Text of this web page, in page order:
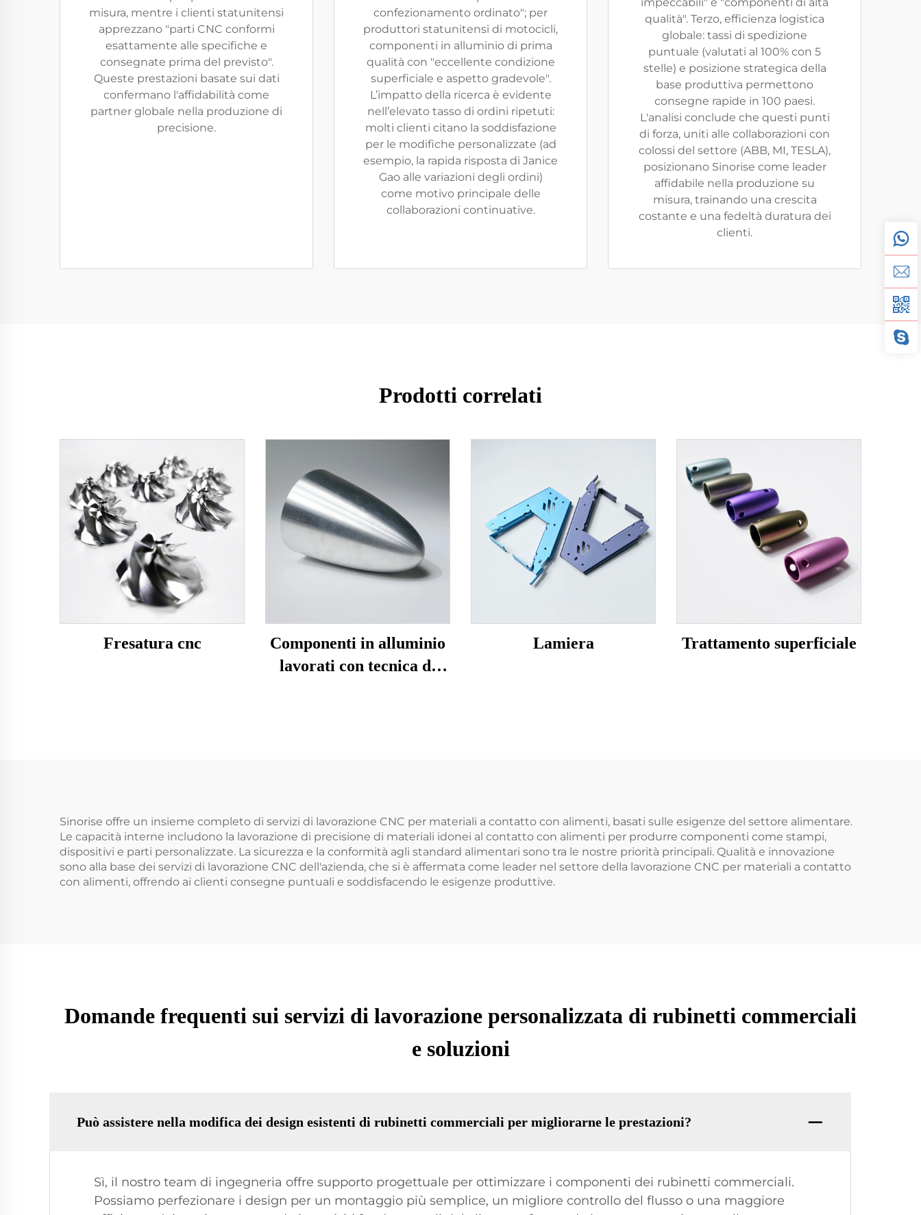
misura, mentre i clienti statunitensi
apprezzano "parti CNC conformi
esattamente alle specifiche e
consegnate prima del previsto".
Queste prestazioni basate sui dati
confermano l'affidabilità come
partner globale nella produzione di
precisione.
confezionamento ordinato"; per
produttori statunitensi di motocicli,
componenti in alluminio di prima
qualità con "eccellente condizione
superficiale e aspetto gradevole".
L’impatto della ricerca è evidente
nell’elevato tasso di ordini ripetuti:
molti clienti citano la soddisfazione
per le modifiche personalizzate (ad
esempio, la rapida risposta di Janice
Gao alle variazioni degli ordini)
come motivo principale delle
collaborazioni continuative.
qualità". Terzo, efficienza logistica
globale: tassi di spedizione
puntuale (valutati al 100% con 5
stelle) e posizione strategica della
base produttiva permettono
consegne rapide in 100 paesi.
L'analisi conclude che questi punti
di forza, uniti alle collaborazioni con
colossi del settore (ABB, MI, TESLA),
posizionano Sinorise come leader
affidabile nella produzione su
misura, trainando una crescita
costante e una fedeltà duratura dei
clienti.
Prodotti correlati
Fresatura cnc
Componenti in alluminio
lavorati con tecnica di
Lamiera Trattamento superficiale
Sinorise offre un insieme completo di servizi di lavorazione CNC per materiali a contatto con alimenti, basati sulle esigenze del settore alimentare.
Le capacità interne includono la lavorazione di precisione di materiali idonei al contatto con alimenti per produrre componenti come stampi,
dispositivi e parti personalizzate. La sicurezza e la conformità agli standard alimentari sono tra le nostre priorità principali. Qualità e innovazione
sono alla base dei servizi di lavorazione CNC dell'azienda, che si è affermata come leader nel settore della lavorazione CNC per materiali a contatto
con alimenti, offrendo ai clienti consegne puntuali e soddisfacendo le esigenze produttive.
Domande frequenti sui servizi di lavorazione personalizzata di rubinetti commerciali
e soluzioni
Può assistere nella modifica dei design esistenti di rubinetti commerciali per migliorarne le prestazioni?
Sì, il nostro team di ingegneria offre supporto progettuale per ottimizzare i componenti dei rubinetti commerciali.
Possiamo perfezionare i design per un montaggio più semplice, un migliore controllo del flusso o una maggiore